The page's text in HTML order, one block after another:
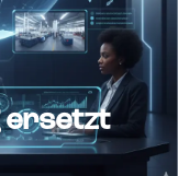
ersetzt